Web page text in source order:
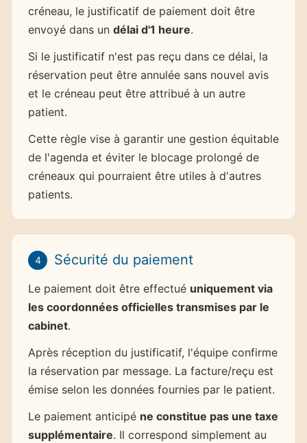
créneau, le justificatif de paiement doit être
envoyé dans un délai d'1 heure.
Si le justificatif n'est pas reçu dans ce délai, la
réservation peut être annulée sans nouvel avis
et le créneau peut être attribué à un autre
patient.
Cette règle vise à garantir une gestion équitable
de l'agenda et éviter le blocage prolongé de
créneaux qui pourraient être utiles à d'autres
patients.
4 Sécurité du paiement
Le paiement doit être effectué uniquement via
les coordonnées officielles transmises par le
cabinet.
Après réception du justificatif, l'équipe confirme
la réservation par message. La facture/reçu est
émise selon les données fournies par le patient.
Le paiement anticipé ne constitue pas une taxe
supplémentaire. Il correspond simplement au